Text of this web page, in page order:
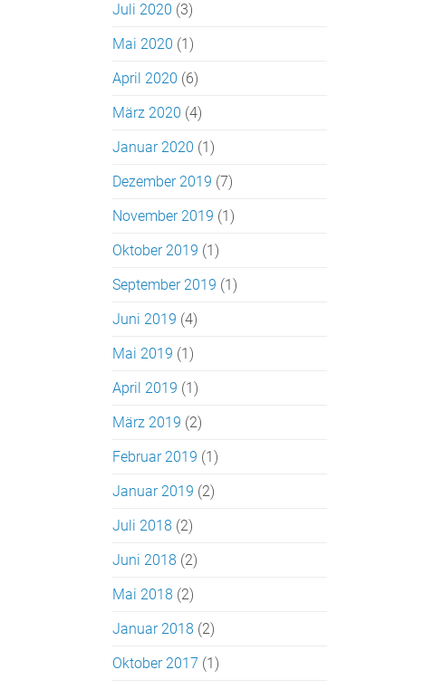
Juli 2020 (3)
Mai 2020 (1)
April 2020 (6)
März 2020 (4)
Januar 2020 (1)
Dezember 2019 (7)
November 2019 (1)
Oktober 2019 (1)
September 2019 (1)
Juni 2019 (4)
Mai 2019 (1)
April 2019 (1)
März 2019 (2)
Februar 2019 (1)
Januar 2019 (2)
Juli 2018 (2)
Juni 2018 (2)
Mai 2018 (2)
Januar 2018 (2)
Oktober 2017 (1)